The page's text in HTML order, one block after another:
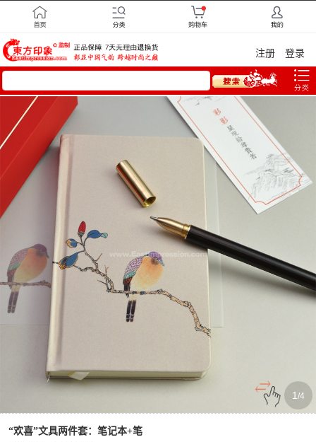
注册 登录
1 /4
“欢喜”文具两件套：笔记本+笔